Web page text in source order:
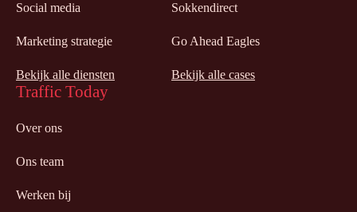
Social media
Marketing strategie
Bekijk alle diensten
Sokkendirect
Go Ahead Eagles
Bekijk alle cases
Traffic Today
Over ons
Ons team
Werken bij